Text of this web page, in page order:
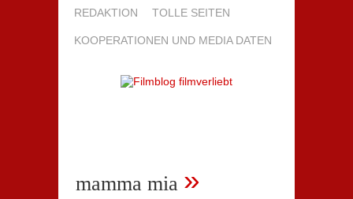
REDAKTION TOLLE SEITEN
KOOPERATIONEN UND MEDIA DATEN
mamma mia »